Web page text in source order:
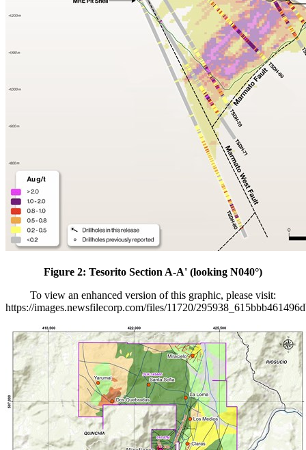
Figure 2: Tesorito Section A-A' (looking N040°)
To view an enhanced version of this graphic, please visit:
https://images.newsfilecorp.com/files/11720/